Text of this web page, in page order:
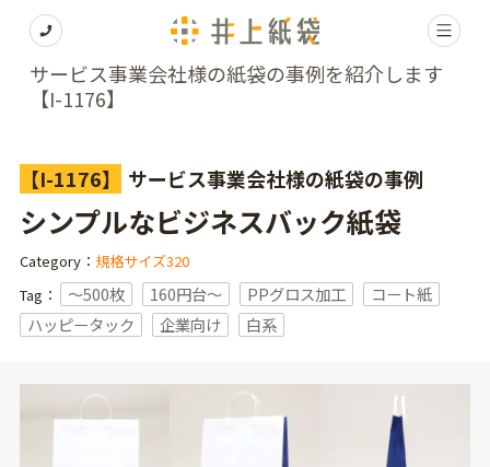
サービス事業会社様の紙袋の事例を紹介します
【I-1176】
【I-1176】 サービス事業会社様の紙袋の事例
シンプルなビジネスバック紙袋
Category： 規格サイズ320
Tag：
〜500枚 160円台〜 PPグロス加工
コート紙
ハッピータック
企業向け 白系